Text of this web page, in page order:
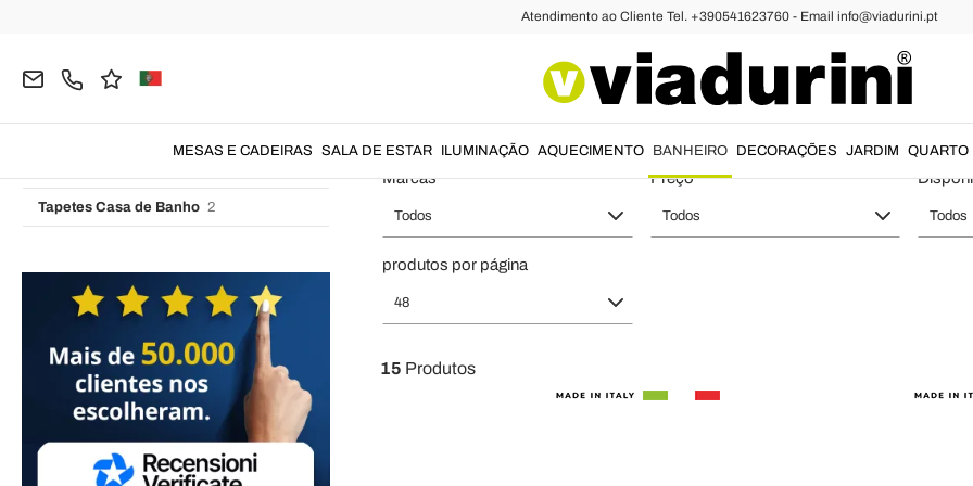
Atendimento ao Cliente Tel. +390541623760 - Email info@viadurini.pt
MESAS E CADEIRAS SALA DE ESTAR ILUMINAÇÃO AQUECIMENTO BANHEIRO DECORAÇÕES JARDIM QUARTO
Toalhas Brancas e Coloridas para o Banheiro de Luxo e
Toalhas de Linho 3
Tapetes Casa de Banho 2
Marcas
Todos
Preço
Todos Todos
produtos por página
48
15 Produtos